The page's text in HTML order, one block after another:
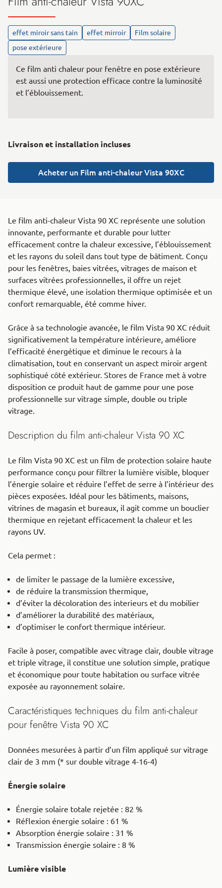
effet miroir sans tain effet mirroir
Film solaire
pose extérieure
Ce film anti chaleur pour fenêtre en pose extérieure
est aussi une protection efficace contre la luminosité
et l’éblouissement.
Livraison et installation incluses
Acheter un Film anti-chaleur Vista 90XC
Le film anti-chaleur Vista 90 XC représente une solution
innovante, performante et durable pour lutter
efficacement contre la chaleur excessive, l’éblouissement
et les rayons du soleil dans tout type de bâtiment. Conçu
pour les fenêtres, baies vitrées, vitrages de maison et
surfaces vitrées professionnelles, il offre un rejet
thermique élevé, une isolation thermique optimisée et un
confort remarquable, été comme hiver.
Grâce à sa technologie avancée, le film Vista 90 XC réduit
significativement la température intérieure, améliore
l’efficacité énergétique et diminue le recours à la
climatisation, tout en conservant un aspect miroir argent
sophistiqué côté extérieur. Stores de France met à votre
disposition ce produit haut de gamme pour une pose
professionnelle sur vitrage simple, double ou triple
vitrage.
Description du film anti-chaleur Vista 90 XC
Le film Vista 90 XC est un film de protection solaire haute
performance conçu pour filtrer la lumière visible, bloquer
l’énergie solaire et réduire l’effet de serre à l’intérieur des
pièces exposées. Idéal pour les bâtiments, maisons,
vitrines de magasin et bureaux, il agit comme un bouclier
thermique en rejetant efficacement la chaleur et les
rayons UV.
Cela permet :
de limiter le passage de la lumière excessive,
de réduire la transmission thermique,
d’éviter la décoloration des interieurs et du mobilier
d’améliorer la durabilité des matériaux,
d’optimiser le confort thermique intérieur.
Facile à poser, compatible avec vitrage clair, double vitrage
et triple vitrage, il constitue une solution simple, pratique
et économique pour toute habitation ou surface vitrée
exposée au rayonnement solaire.
Caractéristiques techniques du film anti-chaleur
pour fenêtre Vista 90 XC
Données mesurées à partir d’un film appliqué sur vitrage
clair de 3 mm (* sur double vitrage 4-16-4)
Énergie solaire
Énergie solaire totale rejetée : 82 %
Réflexion énergie solaire : 61 %
Absorption énergie solaire : 31 %
Transmission énergie solaire : 8 %
Lumière visible